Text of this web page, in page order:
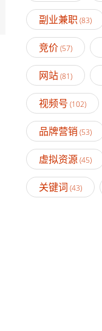
副业兼职 (83)
竞价(57)
网站(81)
视频号 (102)
品牌营销 (53)
虚拟资源(45)
关键词 (43)